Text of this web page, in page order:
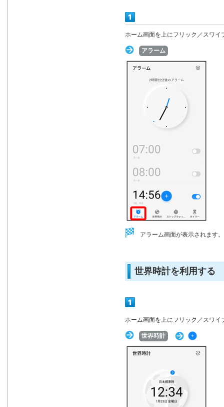
ホーム画面を上にフリック／スワイ
アラーム
アラーム画面が表示されます。
世界時計を利用する
ホーム画面を上にフリック／スワイ
世界時計